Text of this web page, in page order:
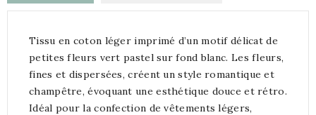
Tissu en coton léger imprimé d’un motif délicat de
petites fleurs vert pastel sur fond blanc. Les fleurs,
fines et dispersées, créent un style romantique et
champêtre, évoquant une esthétique douce et rétro.
Idéal pour la confection de vêtements légers,